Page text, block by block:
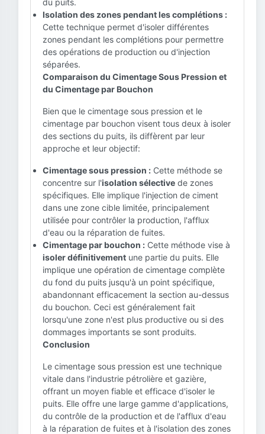
du puits.
Isolation des zones pendant les complétions :
Cette technique permet d'isoler différentes
zones pendant les complétions pour permettre
des opérations de production ou d'injection
séparées.
Comparaison du Cimentage Sous Pression et
du Cimentage par Bouchon
Bien que le cimentage sous pression et le
cimentage par bouchon visent tous deux à isoler
des sections du puits, ils diffèrent par leur
approche et leur objectif:
Cimentage sous pression : Cette méthode se
concentre sur l'isolation sélective de zones
spécifiques. Elle implique l'injection de ciment
dans une zone cible limitée, principalement
utilisée pour contrôler la production, l'afflux
d'eau ou la réparation de fuites.
Cimentage par bouchon : Cette méthode vise à
isoler définitivement une partie du puits. Elle
implique une opération de cimentage complète
du fond du puits jusqu'à un point spécifique,
abandonnant efficacement la section au-dessus
du bouchon. Ceci est généralement fait
lorsqu'une zone n'est plus productive ou si des
dommages importants se sont produits.
Conclusion
Le cimentage sous pression est une technique
vitale dans l'industrie pétrolière et gazière,
offrant un moyen fiable et efficace d'isoler le
puits. Elle offre une large gamme d'applications,
du contrôle de la production et de l'afflux d'eau
à la réparation de fuites et à l'isolation des zones